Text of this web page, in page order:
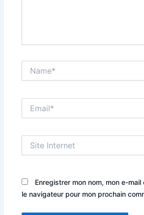
Internet
Enregistrer mon nom, mon e-
le navigateur pour mon prochain